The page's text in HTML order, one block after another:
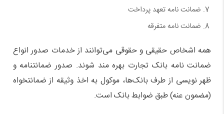
ضمانت نامه تعهد پرداخت
ضمانت نامه متفرقه
همه اشخاص حقیقی و حقوقی می‌توانند از خدمات صدور انواع
ضمانت نامه بانک تجارت بهره مند شوند. صدور ضمانتنامه و
ظهر نویسی از طرف بانک‌ها، موکول به اخذ وثیقه از ضمانتخواه
(مضمون عنه) طبق ضوابط بانک است.